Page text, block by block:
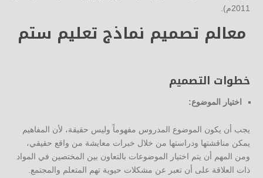
2011م).
معالم تصميم نماذج تعليم ستم
خطوات التصميم
اختيار الموضوع:
يجب أن يكون الموضوع المدروس مفهوماً وليس حقيقة، لأن المفاهيم
يمكن مناقشتها ودراستها من خلال خبرات معايشة من واقع حقيقي،
ومن المهم أن يتم اختيار الموضوعات بالتعاون بين المختصين في المواد
ذات العلاقة على أن تعبر عن مشكلات حيوية تهم المتعلم والمجتمع.